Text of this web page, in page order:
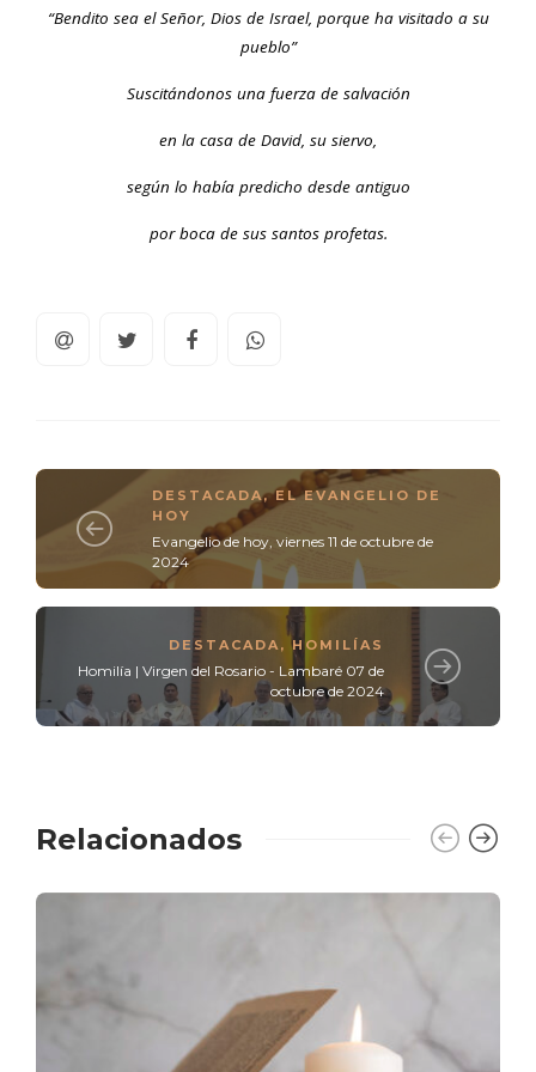
“Bendito sea el Señor, Dios de Israel, porque ha visitado a su
pueblo”
Suscitándonos una fuerza de salvación
en la casa de David, su siervo,
según lo había predicho desde antiguo
por boca de sus santos profetas.
DESTACADA,EL EVANGELIO DE
HOY
Evangelio de hoy, viernes 11 de octubre de
2024
DESTACADA,HOMILÍAS
Homilía | Virgen del Rosario - Lambaré 07 de
octubre de 2024
Relacionados